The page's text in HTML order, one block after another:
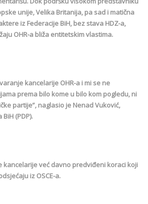
unije, Velika Britanija, pa sad i matična
iz Federacije BiH, bez stava HDZ-a,
OHR-a bliža entitetskim vlastima.
kancelarije OHR-a i mi se ne
prema bilo kome u bilo kom pogledu, ni
partije”, naglasio je Nenad Vuković,
(PDP).
kancelarije već davno predviđeni koraci koji
iz OSCE-a.